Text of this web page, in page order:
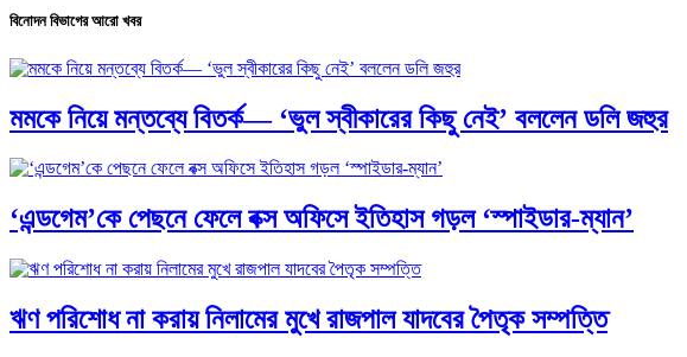
বিনোদন বিভাগের আরো খবর
মমকে নিয়ে মন্তব্যে বিতর্ক— ‘ভুল স্বীকারের কিছু নেই’ বললেন ডলি জহুর
‘এন্ডগেম’কে পেছনে ফেলে বক্স অফিসে ইতিহাস গড়ল ‘স্পাইডার-ম্যান’
ঋণ পরিশোধ না করায় নিলামের মুখে রাজপাল যাদবের পৈতৃক সম্পত্তি